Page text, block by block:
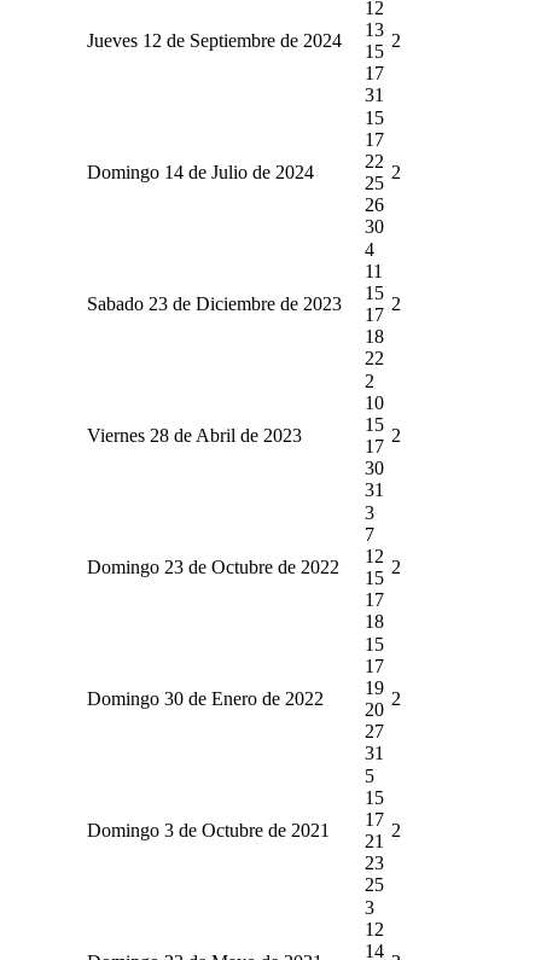
Jueves 12 de Septiembre de 2024
12
13
15
17
31
2
Domingo 14 de Julio de 2024
15
17
22
25
26
30
2
Sabado 23 de Diciembre de 2023
4
11
15
17
18
22
2
Viernes 28 de Abril de 2023
2
10
15
17
30
31
2
Domingo 23 de Octubre de 2022
3
7
12
15
17
18
2
Domingo 30 de Enero de 2022
15
17
19
20
27
31
2
Domingo 3 de Octubre de 2021
5
15
17
21
23
25
2
3
12
14